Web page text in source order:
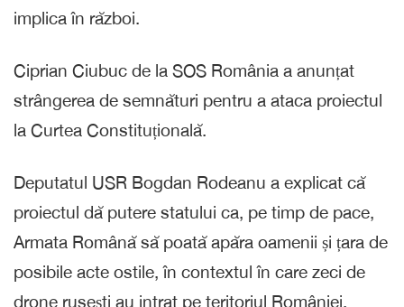
implica în război.
Ciprian Ciubuc de la SOS România a anunțat
strângerea de semnături pentru a ataca proiectul
la Curtea Constituțională.
Deputatul USR Bogdan Rodeanu a explicat că
proiectul dă putere statului ca, pe timp de pace,
Armata Română să poată apăra oamenii și țara de
posibile acte ostile, în contextul în care zeci de
drone rusești au intrat pe teritoriul României.